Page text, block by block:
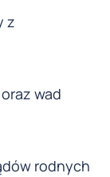
z
wad
rodnych